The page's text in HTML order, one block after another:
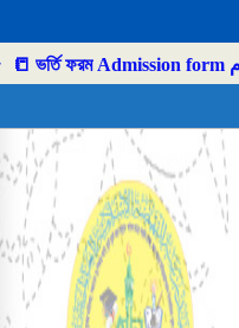
📒 ভর্তি ফরম Admission form داخلہ فارم